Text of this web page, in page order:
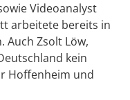
Videoanalyst
arbeitete bereits in
Auch Zsolt Löw,
kein
Hoffenheim und